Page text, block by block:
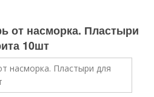
от насморка. Пластыри
10шт